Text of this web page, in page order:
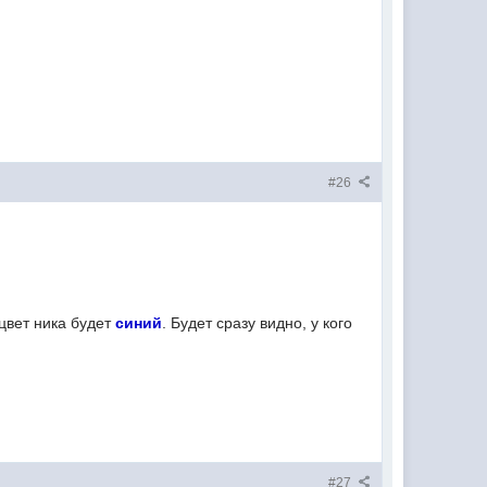
#26
ника будетсиний . Будет сразу видно, у кого
#27